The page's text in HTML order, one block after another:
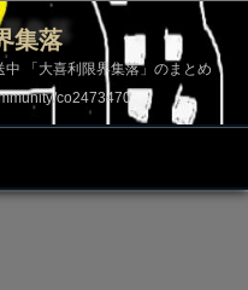
集落
「大喜利限界集落」のまとめ
co2473470